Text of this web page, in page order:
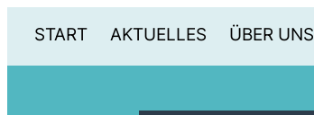
START AKTUELLES ÜBER UNS